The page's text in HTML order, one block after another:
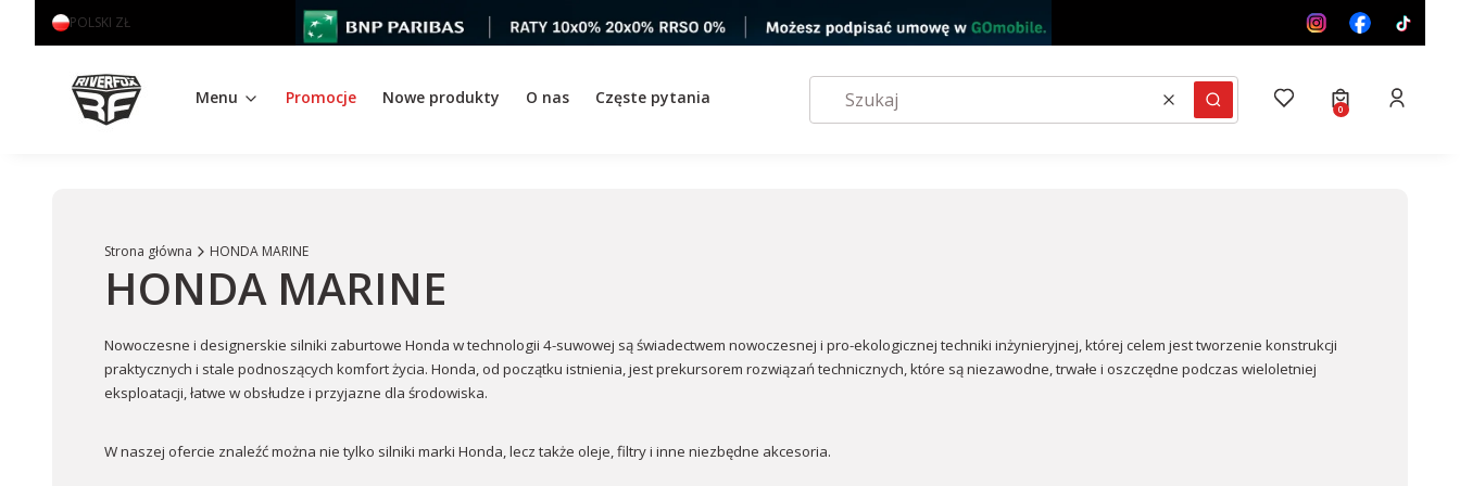
POLSKI ZŁ
Menu Promocje Nowe produkty O nas Częste pytania WyczyśćSzukaj
UlubioneProdukty w
Koszyk Zaloguj
Strona główna HONDA MARINE
HONDA MARINE
Nowoczesne i designerskie silniki zaburtowe Honda w technologii 4-suwowej są świadectwem nowoczesnej i pro-ekologicznej techniki inżynieryjnej, której celem jest tworzenie konstrukcji
praktycznych i stale podnoszących komfort życia. Honda, od początku istnienia, jest prekursorem rozwiązań technicznych, które są niezawodne, trwałe i oszczędne podczas wieloletniej
eksploatacji, łatwe w obsłudze i przyjazne dla środowiska.
W naszej ofercie znaleźć można nie tylko silniki marki Honda, lecz także oleje, filtry i inne niezbędne akcesoria.